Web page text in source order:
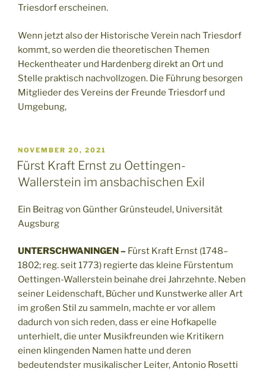
Triesdorf erscheinen.
Wenn jetzt also der Historische Verein nach Triesdorf
kommt, so werden die theoretischen Themen
Heckentheater und Hardenberg direkt an Ort und
Stelle praktisch nachvollzogen. Die Führung besorgen
Mitglieder des Vereins der Freunde Triesdorf und
Umgebung,
VERÖFFENTLICHT
AM
NOVEMBER 20, 2021
Fürst Kraft Ernst zu Oettingen-
Wallerstein im ansbachischen Exil
Ein Beitrag von Günther Grünsteudel, Universität
Augsburg
UNTERSCHWANINGEN – Fürst Kraft Ernst (1748–
1802; reg. seit 1773) regierte das kleine Fürstentum
Oettingen-Wallerstein beinahe drei Jahrzehnte. Neben
seiner Leidenschaft, Bücher und Kunstwerke aller Art
im großen Stil zu sammeln, machte er vor allem
dadurch von sich reden, dass er eine Hofkapelle
unterhielt, die unter Musikfreunden wie Kritikern
einen klingenden Namen hatte und deren
bedeutendster musikalischer Leiter, Antonio Rosetti